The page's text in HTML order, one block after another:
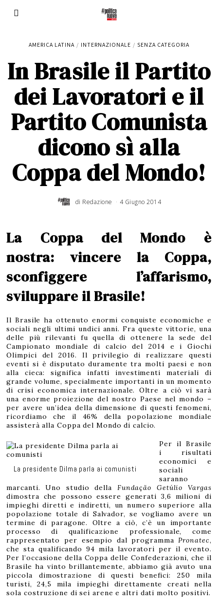
AMERICA LATINA / INTERNAZIONALE / SENZA CATEGORIA
In Brasile il Partito
dei Lavoratori e il
Partito Comunista
dicono sì alla
Coppa del Mondo!
di Redazione 4 Giugno 20142
2
0
La Coppa del Mondo è
nostra:vincere la Coppa,
sconfiggere l’affarismo,
sviluppare il Brasile!
Il Brasile ha ottenuto enormi conquiste economiche e
sociali negli ultimi undici anni. Fra queste vittorie, una
delle più rilevanti fu quella di ottenere la sede del
Campionato mondiale di calcio del 2014 e i Giochi
Olimpici del 2016. Il privilegio di realizzare questi
eventi si è disputato duramente tra molti paesi e non
alla cieca: significa infatti investimenti materiali di
grande volume, specialmente importanti in un momento
di crisi economica internazionale. Oltre a ciò vi sarà
una enorme proiezione del nostro Paese nel mondo –
per avere un’idea della dimensione di questi fenomeni,
ricordiamo che il 46% della popolazione mondiale
assisterà alla Coppa del Mondo di calcio.
La presidente Dilma parla ai comunisti
Per il Brasile
i risultati
economici e
sociali
saranno
marcanti. Uno studio della Fundação Getúlio Vargas
dimostra che possono essere generati 3,6 milioni di
impieghi diretti e indiretti, un numero superiore alla
popolazione totale di Salvador, se vogliamo avere un
termine di paragone. Oltre a ciò, c’è un importante
processo di qualificazione professionale, come
rappresentato per esempio dal programmaPronatec,
che sta qualificando 94 mila lavoratori per il evento.
Per l’occasione della Coppa delle Confederazioni, che il
Brasile ha vinto brillantemente, abbiamo già avuto una
piccola dimostrazione di questi benefici: 250 mila
turisti, 24,5 mila impieghi direttamente creati nella
sola costruzione di sei arene e altri dati molto positivi.